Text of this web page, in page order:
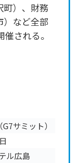
町）、財務
）など全部
される。
サミット）
ル広島